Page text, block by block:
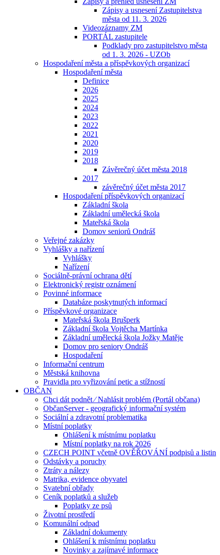
Zápisy a usnesení Zastupitelstva
města od 11. 3. 2026
Videozáznamy ZM
PORTÁL zastupitele
Podklady pro zastupitelstvo města
od 1. 3. 2026 - UZOb
Hospodaření města a příspěvkových organizací
Hospodaření města
Definice
2026
2025
2024
2023
2022
2021
2020
2019
2018
Závěrečný účet města 2018
2017
závěrečný účet města 2017
Hospodaření příspěvkových organizací
Základní škola
Základní umělecká škola
Mateřská škola
Domov seniorů Ondráš
Veřejné zakázky
Vyhlášky a nařízení
Vyhlášky
Nařízení
Sociálně-právní ochrana dětí
Elektronický registr oznámení
Povinné informace
Databáze poskytnutých informací
Příspěvkové organizace
Mateřská škola Brušperk
Základní škola Vojtěcha Martínka
Základní umělecká škola Jožky Matěje
Domov pro seniory Ondráš
Hospodaření
Informační centrum
Městská knihovna
Pravidla pro vyřizování petic a stížností
OBČAN
Chci dát podnět ⁄ Nahlásit problém (Portál občana)
ObčanServer - geografický informační systém
Sociální a zdravotní problematika
Místní poplatky
Ohlášení k místnímu poplatku
Místní poplatky na rok 2026
CZECH POINT včetně OVĚŘOVÁNÍ podpisů a listin
Odstávky a poruchy
Ztráty a nálezy
Matrika, evidence obyvatel
Svatební obřady
Ceník poplatků a služeb
Poplatky ze psů
Životní prostředí
Komunální odpad
Základní dokumenty
Ohlášení k místnímu poplatku
Novinky a zajímavé informace